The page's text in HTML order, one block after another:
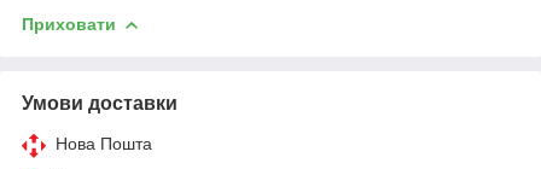
Приховати
Умови доставки
Нова Пошта